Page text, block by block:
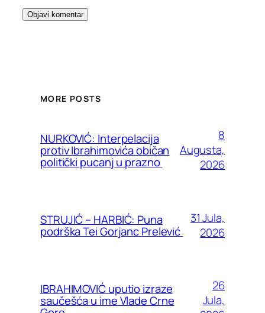
MORE POSTS
NURKOVIĆ: Interpelacija
protiv Ibrahimovića običan
politički pucanj u prazno
8
Augusta,
2026
STRUJIĆ – HARBIĆ: Puna
podrška Tei Gorjanc Prelević
31 Jula,
2026
IBRAHIMOVIĆ uputio izraze
saučešća u ime Vlade Crne
26
Jula,